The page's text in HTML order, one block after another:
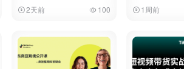
2天前 100 1周前